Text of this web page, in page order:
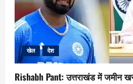
खेल देश
Rishabh Pant: उत्तराखंड में जमीन